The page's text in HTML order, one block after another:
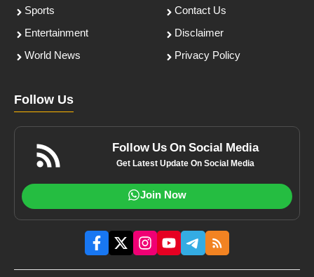
Sports
Entertainment
World News
Contact Us
Disclaimer
Privacy Policy
Follow Us
Follow Us On Social Media
Get Latest Update On Social Media
Join Now